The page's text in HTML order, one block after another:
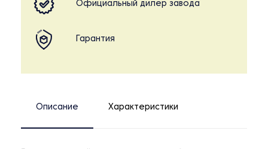
Официальный дилер завода
Гарантия
Описание Характеристики